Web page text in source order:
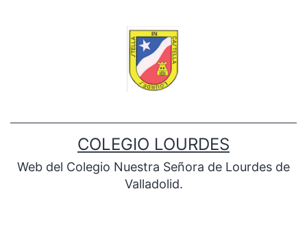
COLEGIO LOURDES
Web del Colegio Nuestra Señora de Lourdes de
Valladolid.